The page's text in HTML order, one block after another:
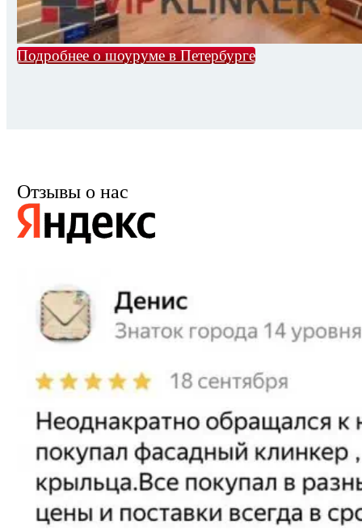
Подробнее о шоуруме в Петербурге
Отзывы о нас